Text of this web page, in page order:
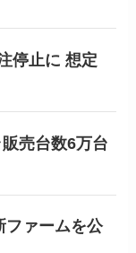
停止に 想定
売台数6万台
ァームを公